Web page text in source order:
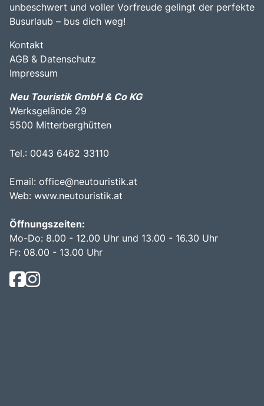
unbeschwert und voller Vorfreude gelingt der perfekte
Busurlaub – bus dich weg!
Kontakt
AGB & Datenschutz
Impressum
Neu Touristik GmbH & Co KG
Werksgelände 29
5500 Mitterberghütten
Tel.: 0043 6462 33110
Email: office@neutouristik.at
Web: www.neutouristik.at
Öffnungszeiten:
Mo-Do: 8.00 - 12.00 Uhr und 13.00 - 16.30 Uhr
Fr: 08.00 - 13.00 Uhr